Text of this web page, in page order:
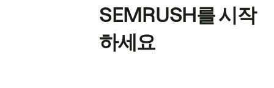
SEMRUSH를 시작
하세요